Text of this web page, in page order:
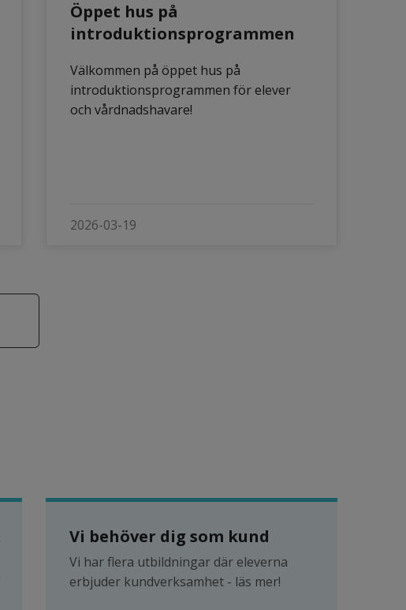
Öppet hus på
introduktionsprogrammen
Välkommen på öppet hus på
introduktionsprogrammen för elever
och vårdnadshavare!
2026-03-19
Vi behöver dig som kund
Vi har flera utbildningar där eleverna
erbjuder kundverksamhet - läs mer!